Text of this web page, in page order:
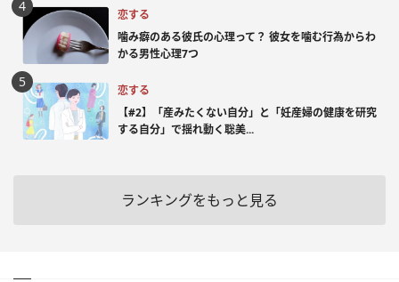
恋する
噛み癖のある彼氏の心理って？ 彼女を噛む行為からわ
かる男性心理7つ
恋する
【#2】「産みたくない自分」と「妊産婦の健康を研究
する自分」で揺れ動く聡美...
ランキングをもっと見る